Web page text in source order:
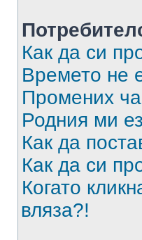
Как да си
Времето не
Промених
Родния ми
Как да
Как да си
Когато
вляза?!